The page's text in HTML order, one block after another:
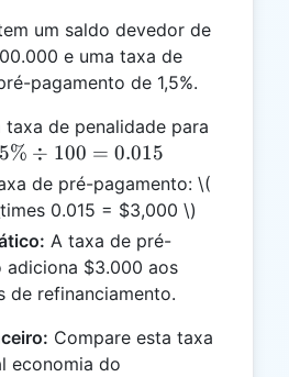
um saldo devedor de
e uma taxa de
pagamento de 1,5%.
taxa de penalidade para
÷ 100 = 0.015
de pré-pagamento: \(
0.015 = $3,000 \)
A taxa de pré-
adiciona $3.000 aos
de refinanciamento.
Compare esta taxa
economia do